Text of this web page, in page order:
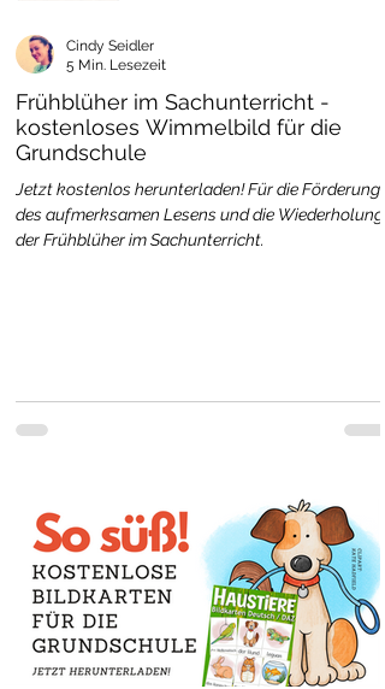
Frühblüher im Sachunterricht -
kostenloses Wimmelbild für die
Grundschule
Jetzt kostenlos herunterladen! Für die Förderung
des aufmerksamen Lesens und die Wiederholung
der Frühblüher im Sachunterricht.
Cindy Seidler
5 Min. Lesezeit